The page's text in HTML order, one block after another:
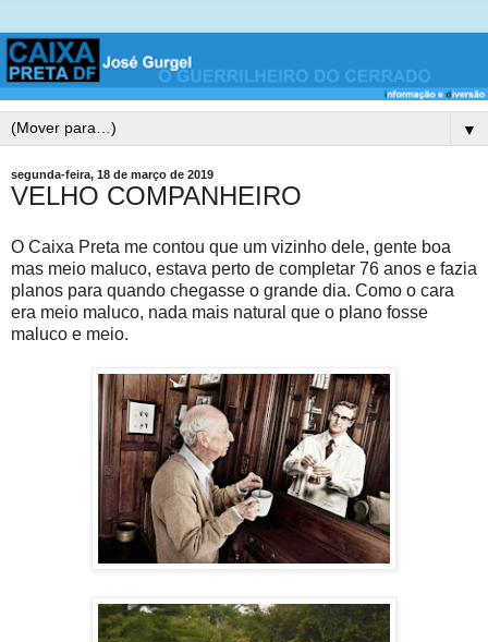
▼
segunda-feira, 18 de março de 2019
VELHO COMPANHEIRO
O Caixa Preta me contou que um vizinho dele, gente boa
mas meio maluco, estava perto de completar 76 anos e fazia
planos para quando chegasse o grande dia. Como o cara
era meio maluco, nada mais natural que o plano fosse
maluco e meio.